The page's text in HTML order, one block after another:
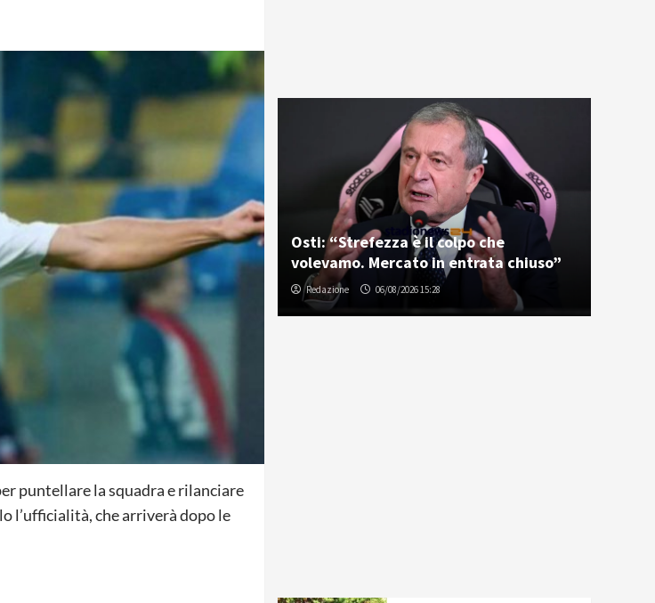
puntellare la squadra e rilanciare
l’ufficialità, che arriverà dopo le
Osti: “Strefezza è il colpo che
volevamo. Mercato in entrata chiuso”
Redazione 06/08/2026 15:28